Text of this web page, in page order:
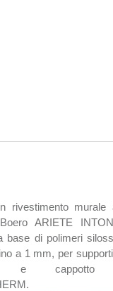
rivestimento murale
ARIETE
base di polimeri
a 1 mm, per
e cappotto